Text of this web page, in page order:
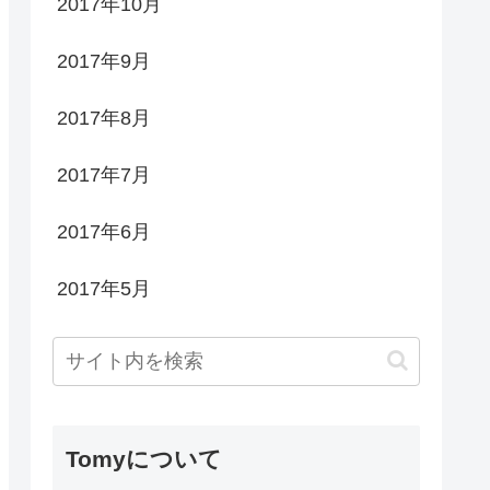
2017年9月
2017年8月
2017年7月
2017年6月
2017年5月
Tomyについて